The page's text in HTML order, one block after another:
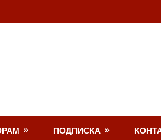
ПОДПИСКА